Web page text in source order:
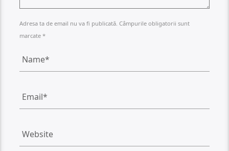
Adresa ta de email nu va fi publicată. Câmpurile obligatorii sunt
marcate *